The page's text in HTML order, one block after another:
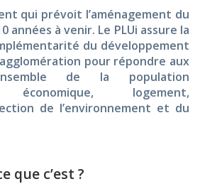
qui prévoit l’aménagement du
à venir. Le PLUi assure la
du développement
pour répondre aux
de la population
économique, logement,
de l’environnement et du
que c’est ?